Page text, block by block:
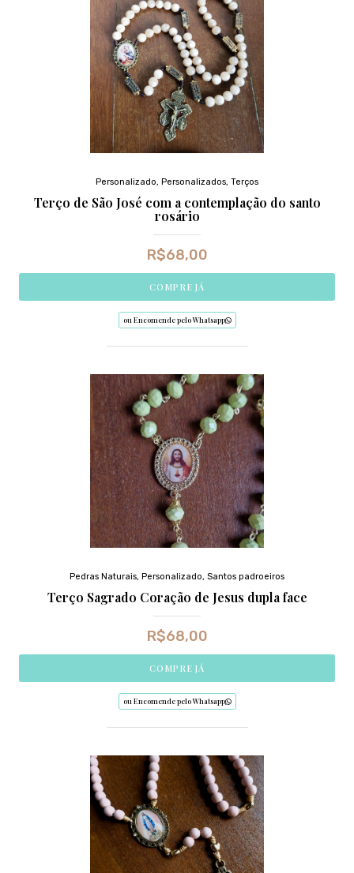
Personalizado, Personalizados, Terços
Terço de São José com a contemplação do santo
rosário
R$68,00
COMPRE JÁ
ou Encomende pelo Whatsapp
Pedras Naturais, Personalizado, Santos padroeiros
Terço Sagrado Coração de Jesus dupla face
R$68,00
COMPRE JÁ
ou Encomende pelo Whatsapp